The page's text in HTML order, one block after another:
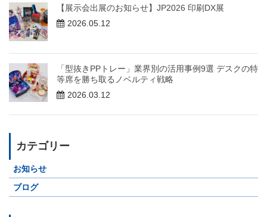
【展示会出展のお知らせ】JP2026 印刷DX展
2026.05.12
「型抜きPPトレー」業界別の活用事例9選 デスクの特
等席を勝ち取るノベルティ戦略
2026.03.12
カテゴリー
お知らせ
ブログ